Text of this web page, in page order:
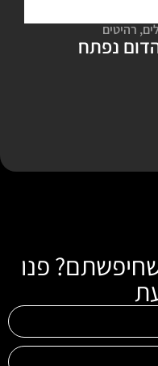
, רהיטים
נפתח
פנו